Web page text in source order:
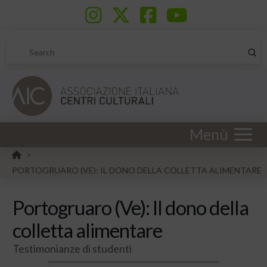
Search
Menù
HOME
>
PORTOGRUARO (VE): IL DONO DELLA COLLETTA ALIMENTARE
Portogruaro (Ve): Il dono della
colletta alimentare
Testimonianze di studenti